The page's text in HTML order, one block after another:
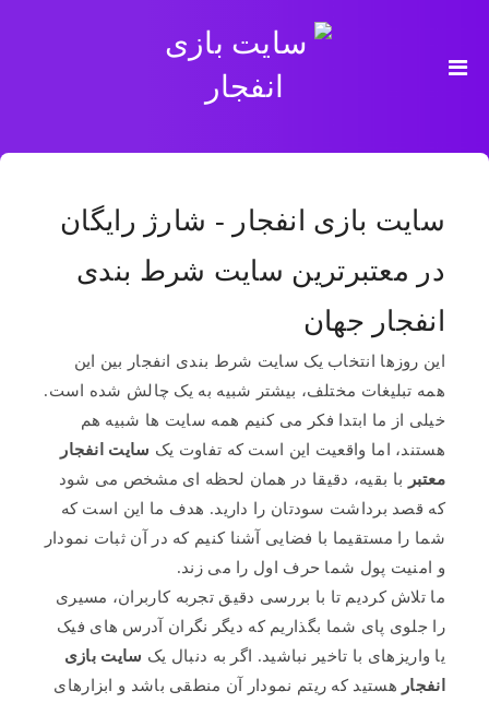
سایت بازی انفجار - شارژ رایگان
در معتبرترین سایت شرط بندی
انفجار جهان
این روزها انتخاب یک سایت شرط بندی انفجار بین این
همه تبلیغات مختلف، بیشتر شبیه به یک چالش شده است.
خیلی از ما ابتدا فکر می کنیم همه سایت ها شبیه هم
هستند، اما واقعیت این است که تفاوت یک سایت انفجار
معتبر
با بقیه، دقیقا در همان لحظه ای مشخص می شود
که قصد برداشت سودتان را دارید. هدف ما این است که
شما را مستقیما با فضایی آشنا کنیم که در آن ثبات نمودار
و امنیت پول شما حرف اول را می زند.
ما تلاش کردیم تا با بررسی دقیق تجربه کاربران، مسیری
را جلوی پای شما بگذاریم که دیگر نگران آدرس های فیک
یا واریزهای با تاخیر نباشید. اگر به دنبال یک سایت بازی
انفجار هستید که ریتم نمودار آن منطقی باشد و ابزارهای